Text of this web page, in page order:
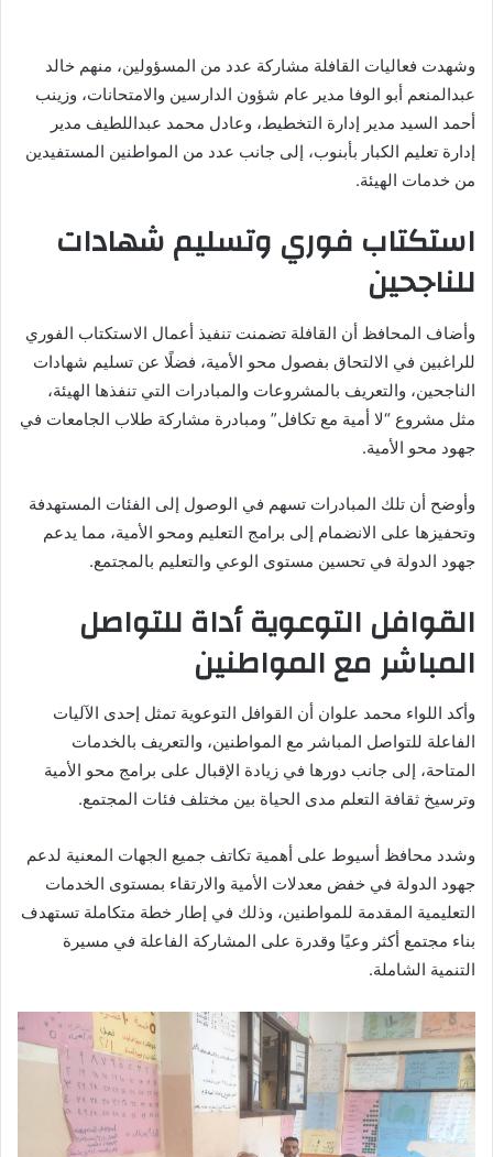
وشهدت فعاليات القافلة مشاركة عدد من المسؤولين، منهم خالد
عبدالمنعم أبو الوفا مدير عام شؤون الدارسين والامتحانات، وزينب
أحمد السيد مدير إدارة التخطيط، وعادل محمد عبداللطيف مدير
إدارة تعليم الكبار بأبنوب، إلى جانب عدد من المواطنين المستفيدين
من خدمات الهيئة.
استكتاب فوري وتسليم شهادات
للناجحين
وأضاف المحافظ أن القافلة تضمنت تنفيذ أعمال الاستكتاب الفوري
للراغبين في الالتحاق بفصول محو الأمية، فضلًا عن تسليم شهادات
الناجحين، والتعريف بالمشروعات والمبادرات التي تنفذها الهيئة،
مثل مشروع “لا أمية مع تكافل” ومبادرة مشاركة طلاب الجامعات في
جهود محو الأمية.
وأوضح أن تلك المبادرات تسهم في الوصول إلى الفئات المستهدفة
وتحفيزها على الانضمام إلى برامج التعليم ومحو الأمية، مما يدعم
جهود الدولة في تحسين مستوى الوعي والتعليم بالمجتمع.
القوافل التوعوية أداة للتواصل
المباشر مع المواطنين
وأكد اللواء محمد علوان أن القوافل التوعوية تمثل إحدى الآليات
الفاعلة للتواصل المباشر مع المواطنين، والتعريف بالخدمات
المتاحة، إلى جانب دورها في زيادة الإقبال على برامج محو الأمية
وترسيخ ثقافة التعلم مدى الحياة بين مختلف فئات المجتمع.
وشدد محافظ أسيوط على أهمية تكاتف جميع الجهات المعنية لدعم
جهود الدولة في خفض معدلات الأمية والارتقاء بمستوى الخدمات
التعليمية المقدمة للمواطنين، وذلك في إطار خطة متكاملة تستهدف
بناء مجتمع أكثر وعيًا وقدرة على المشاركة الفاعلة في مسيرة
التنمية الشاملة.